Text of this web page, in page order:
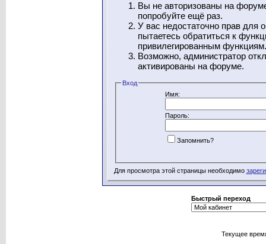
Вы не авторизованы на
попробуйте ещё раз.
У вас недостаточно прав для
пытаетесь обратиться к
привилегированным функциям.
Возможно, администратор
активированы на форуме.
Вход
Имя:
Пароль:
Запомнить?
Для просмотра этой страницы необходимо
Быстрый переход
Текущее